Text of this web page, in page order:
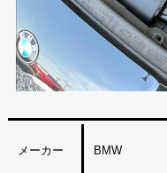
メーカー BMW